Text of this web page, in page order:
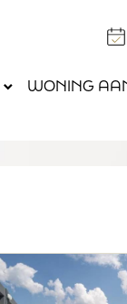
WONING